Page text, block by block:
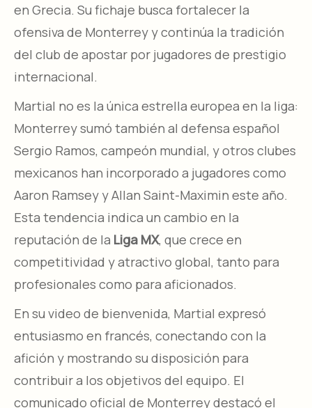
en Grecia. Su fichaje busca fortalecer la
ofensiva de Monterrey y continúa la tradición
del club de apostar por jugadores de prestigio
internacional.
Martial no es la única estrella europea en la liga:
Monterrey sumó también al defensa español
Sergio Ramos, campeón mundial, y otros clubes
mexicanos han incorporado a jugadores como
Aaron Ramsey y Allan Saint-Maximin este año.
Esta tendencia indica un cambio en la
reputación de la Liga MX, que crece en
competitividad y atractivo global, tanto para
profesionales como para aficionados.
En su video de bienvenida, Martial expresó
entusiasmo en francés, conectando con la
afición y mostrando su disposición para
contribuir a los objetivos del equipo. El
comunicado oficial de Monterrey destacó el